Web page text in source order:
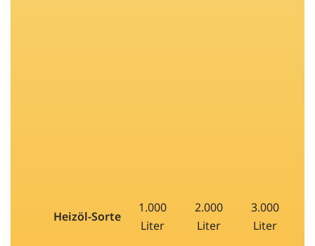
Heizöl-Sorte
1.000
Liter
2.000
Liter
3.000
Liter